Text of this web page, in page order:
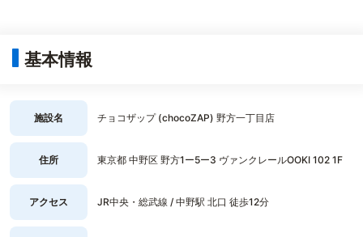
基本情報
施設名 チョコザップ (chocoZAP) 野方一丁目店
住所 東京都 中野区 野方1ー5ー3 ヴァンクレールOOKI 102 1F
アクセス JR中央・総武線 / 中野駅 北口 徒歩12分